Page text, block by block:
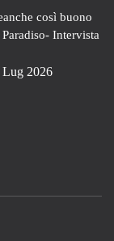
così buono
Intervista
Lug 2026